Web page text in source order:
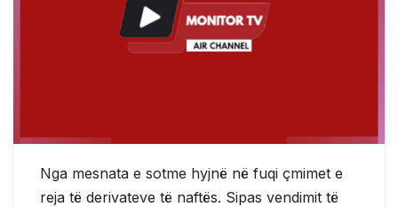
Nga mesnata e sotme hyjnë në fuqi çmimet e
reja të derivateve të naftës. Sipas vendimit të